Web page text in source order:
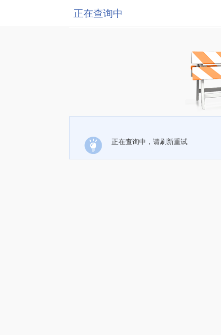
正在查询中
正在查询中，请刷新重试